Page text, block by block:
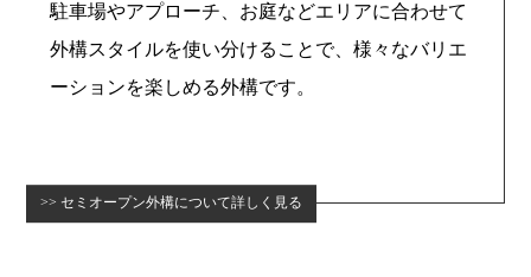
駐車場やアプローチ、お庭などエリアに合わせて
外構スタイルを使い分けることで、様々なバリエ
ーションを楽しめる外構です。
セミオープン外構について詳しく見る